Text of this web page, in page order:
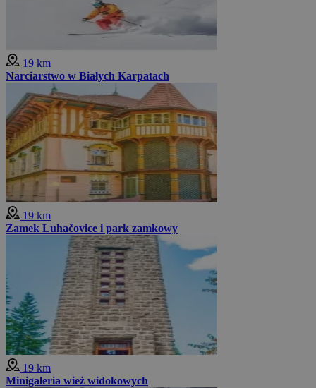
19 km
Narciarstwo w Białych Karpatach
19 km
Zamek Luhačovice i park zamkowy
19 km
Minigaleria wież widokowych